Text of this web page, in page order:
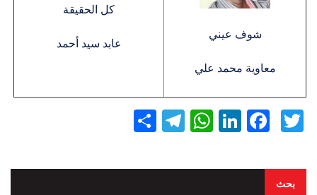
شوف عيني
معاوية محمد علي
كل الحقيقة
عابد سيد أحمد
Twitter
Facebook
LinkedIn
WhatsApp
Telegram
بحث